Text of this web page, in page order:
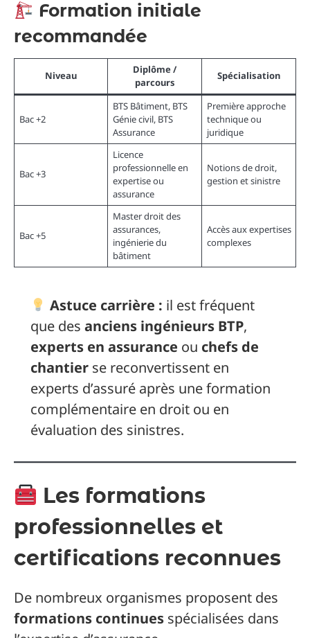
Formation initiale
recommandée
Niveau
Diplôme /
parcours
Spécialisation
Bac +2
BTS Bâtiment, BTS
Génie civil, BTS
Assurance
Première approche
technique ou
juridique
Bac +3
Licence
professionnelle en
expertise ou
assurance
Notions de droit,
gestion et sinistre
Bac +5
Master droit des
assurances,
ingénierie du
bâtiment
Accès aux expertises
complexes
Astuce carrière : il est fréquent
que des anciens ingénieurs BTP,
experts en assurance ou chefs de
chantier se reconvertissent en
experts d’assuré après une formation
complémentaire en droit ou en
évaluation des sinistres.
Les formations
professionnelles et
certifications reconnues
De nombreux organismes proposent des
formations continues spécialisées dans